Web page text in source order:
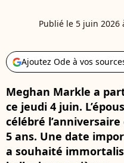
Publié le 5 juin 2026
Ajoutez Ode à vos
Meghan Markle a
ce jeudi 4 juin.
célébré
5 ans. Une date
a souhaité